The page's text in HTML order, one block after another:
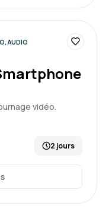
AUDIO
vidéo.
2 jours